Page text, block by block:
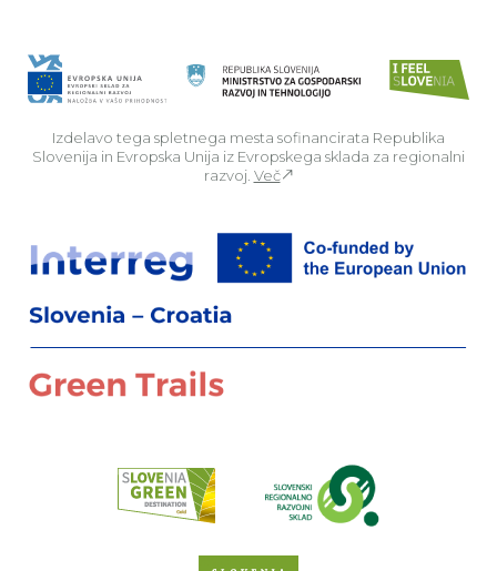
Izdelavo tega spletnega mesta sofinancirata Republika
Slovenija in Evropska Unija iz Evropskega sklada za regionalni
razvoj. Več